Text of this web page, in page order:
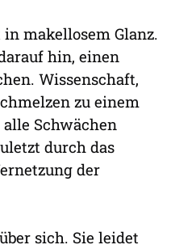
makellosem Glanz.
hin, einen
Wissenschaft,
zu einem
alle Schwächen
durch das
der
sich. Sie leidet